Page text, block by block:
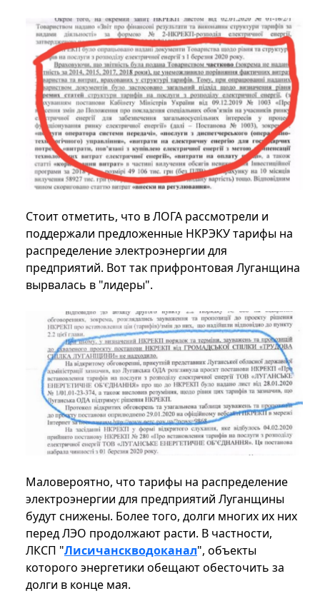
Стоит отметить, что в ЛОГА рассмотрели и
поддержали предложенные НКРЭКУ тарифы на
распределение электроэнергии для
предприятий. Вот так прифронтовая Луганщина
вырвалась в "лидеры".
Маловероятно, что тарифы на распределение
электроэнергии для предприятий Луганщины
будут снижены. Более того, долги многих их них
перед ЛЭО продолжают расти. В частности,
ЛКСП "Лисичанскводоканал", объекты
которого энергетики обещают обесточить за
долги в конце мая.